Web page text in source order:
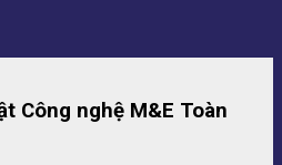
Công nghệ M&E Toàn